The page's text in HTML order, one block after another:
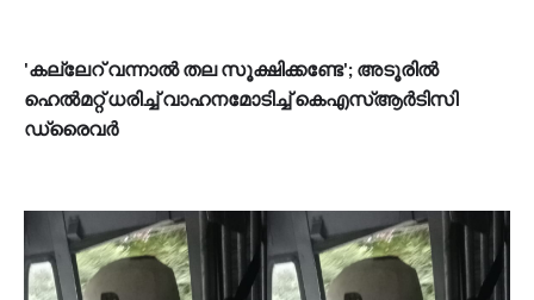
'കല്ലേറ് വന്നാൽ തല സൂക്ഷിക്കണ്ടേ'; അടൂരിൽ
ഹെൽമറ്റ് ധരിച്ച് വാഹനമോടിച്ച് കെഎസ്ആർടിസി
ഡ്രൈവർ